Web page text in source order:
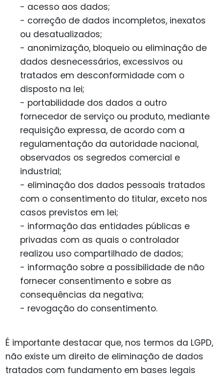
- acesso aos dados;
- correção de dados incompletos, inexatos
ou desatualizados;
- anonimização, bloqueio ou eliminação de
dados desnecessários, excessivos ou
tratados em desconformidade com o
disposto na lei;
- portabilidade dos dados a outro
fornecedor de serviço ou produto, mediante
requisição expressa, de acordo com a
regulamentação da autoridade nacional,
observados os segredos comercial e
industrial;
- eliminação dos dados pessoais tratados
com o consentimento do titular, exceto nos
casos previstos em lei;
- informação das entidades públicas e
privadas com as quais o controlador
realizou uso compartilhado de dados;
- informação sobre a possibilidade de não
fornecer consentimento e sobre as
consequências da negativa;
- revogação do consentimento.
É importante destacar que, nos termos da LGPD,
não existe um direito de eliminação de dados
tratados com fundamento em bases legais